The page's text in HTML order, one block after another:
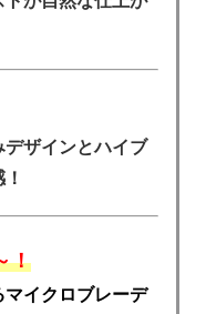
ザインとハイブ
！
マイクロブレーデ